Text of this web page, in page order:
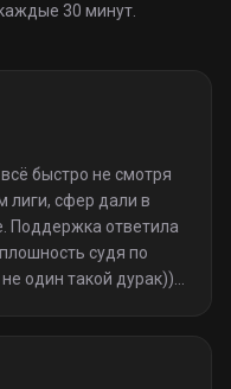
30 минут.
быстро не смотря
лиги, сфер дали в
Поддержка ответила
судя по
один такой дурак)).